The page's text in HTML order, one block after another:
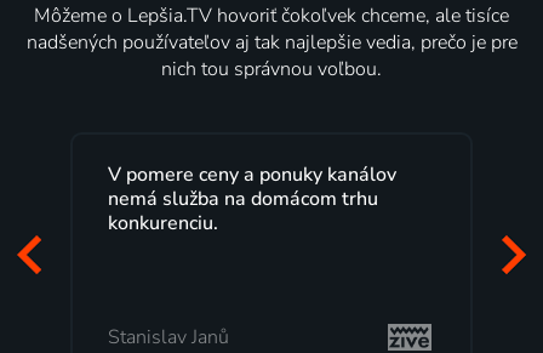
Môžeme o Lepšia.TV hovoriť čokoľvek chceme, ale tisíce
nadšených používateľov aj tak najlepšie vedia, prečo je pre
nich tou správnou voľbou.
V pomere ceny a ponuky kanálov
nemá služba na domácom trhu
konkurenciu.
Stanislav Janů